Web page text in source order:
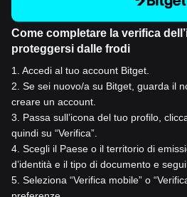
Come completare la verifica
proteggersi dalle frodi
1
Accedi al tuo account Bitget.
2 Se sei nuovo/a su Bitget, guarda il
creare un account.
3
Passa sull’icona del tuo profilo,
quindi su “Verifica”.
4 Scegli il Paese o il territorio di
d’identità e il tipo di documento e
5 Seleziona “Verifica mobile” o